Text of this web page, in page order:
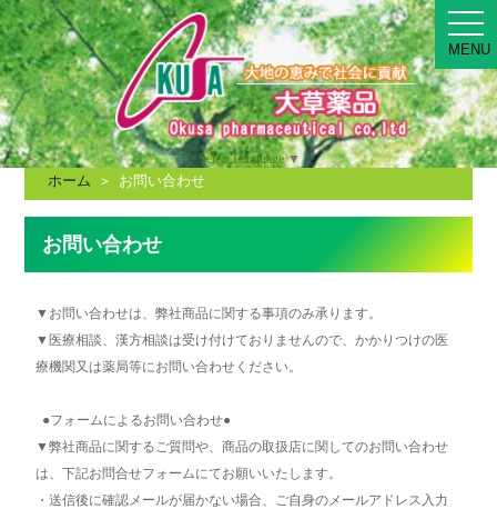
MENU
Select Language ▼
ホーム ＞ お問い合わせ
お問い合わせ
▼お問い合わせは、弊社商品に関する事項のみ承ります。
▼医療相談、漢方相談は受け付けておりませんので、かかりつけの医
療機関又は薬局等にお問い合わせください。
●フォームによるお問い合わせ●
▼弊社商品に関するご質問や、商品の取扱店に関してのお問い合わせ
は、下記お問合せフォームにてお願いいたします。
・送信後に確認メールが届かない場合、ご自身のメールアドレス入力